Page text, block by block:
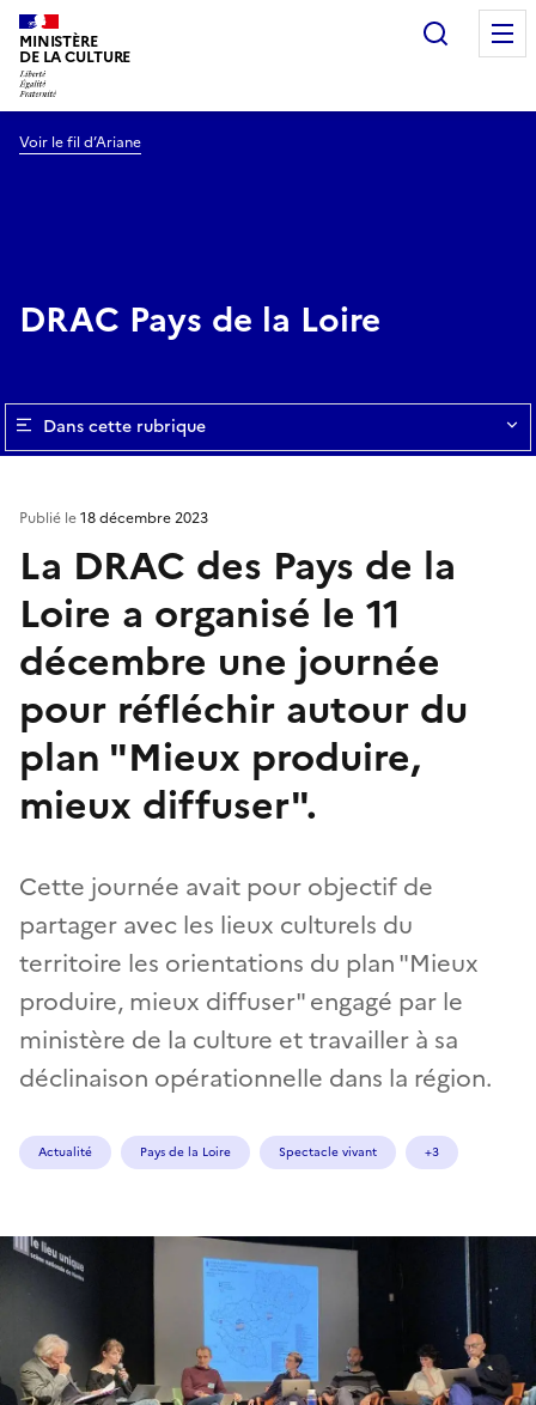
MINISTÈRE
DE LA CULTURE
Voir le fil d’Ariane
DRAC Pays de la Loire
Dans cette rubrique
La DRAC des Pays de la
Loire a organisé le 11
décembre une journée
pour réfléchir autour du
plan "Mieux produire,
mieux diffuser".
Cette journée avait pour objectif de
partager avec les lieux culturels du
territoire les orientations du plan "Mieux
produire, mieux diffuser" engagé par le
ministère de la culture et travailler à sa
déclinaison opérationnelle dans la région.
Publié le18 décembre 2023
Actualité Pays de la Loire Spectacle vivant +3